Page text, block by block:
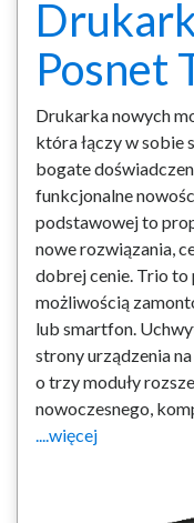
Posnet
Drukarka nowych
która łączy w sobie
bogate
funkcjonalne
podstawowej to
nowe rozwiązania,
dobrej cenie. Trio
możliwością
lub smartfon.
strony urządzenia
o trzy moduły
nowoczesnego,
....więcej